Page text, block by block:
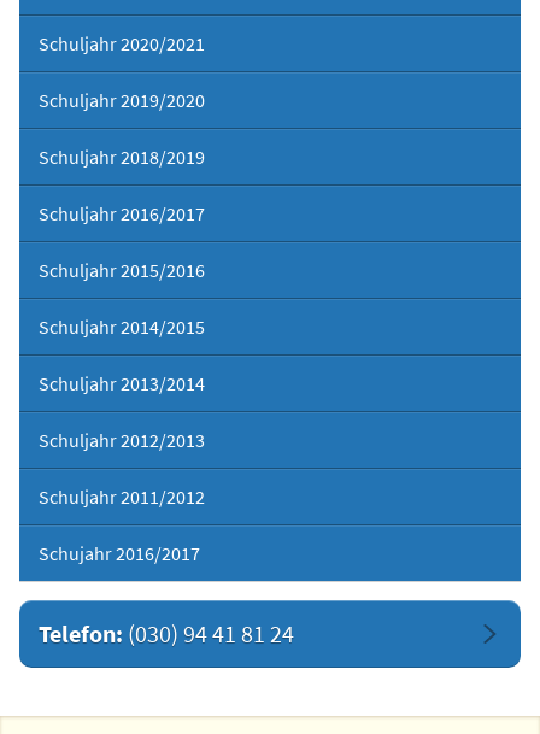
Schuljahr 2020/2021
Schuljahr 2019/2020
Schuljahr 2018/2019
Schuljahr 2016/2017
Schuljahr 2015/2016
Schuljahr 2014/2015
Schuljahr 2013/2014
Schuljahr 2012/2013
Schuljahr 2011/2012
Schujahr 2016/2017
Telefon: (030) 94 41 81 24